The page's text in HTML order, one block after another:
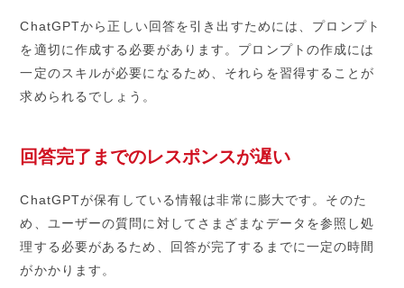
ChatGPTから正しい回答を引き出すためには、プロンプト
を適切に作成する必要があります。プロンプトの作成には
一定のスキルが必要になるため、それらを習得することが
求められるでしょう。
回答完了までのレスポンスが遅い
ChatGPTが保有している情報は非常に膨大です。そのた
め、ユーザーの質問に対してさまざまなデータを参照し処
理する必要があるため、回答が完了するまでに一定の時間
がかかります。